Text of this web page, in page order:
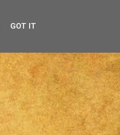
GOT IT